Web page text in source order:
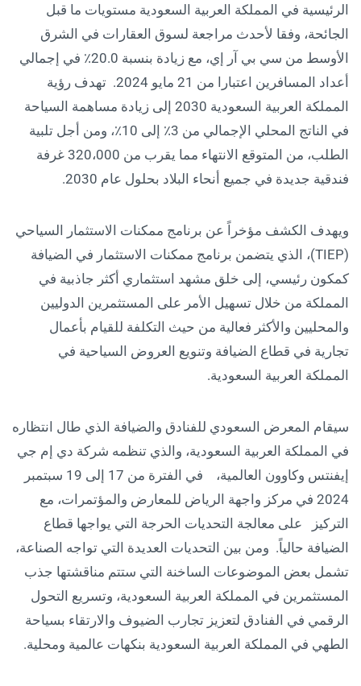
الرئيسية في المملكة العربية السعودية مستويات ما قبل
الجائحة، وفقا لأحدث مراجعة لسوق العقارات في الشرق
الأوسط من سي بي آر إي، مع زيادة بنسبة 20.0٪ في إجمالي
أعداد المسافرين اعتبارا من 21 مايو 2024. تهدف رؤية
المملكة العربية السعودية 2030 إلى زيادة مساهمة السياحة
في الناتج المحلي الإجمالي من 3٪ إلى 10٪، ومن أجل تلبية
الطلب، من المتوقع الانتهاء مما يقرب من 320،000 غرفة
فندقية جديدة في جميع أنحاء البلاد بحلول عام 2030.
ويهدف الكشف مؤخراً عن برنامج ممكنات الاستثمار السياحي
(TIEP)، الذي يتضمن برنامج ممكنات الاستثمار في الضيافة
كمكون رئيسي، إلى خلق مشهد استثماري أكثر جاذبية في
المملكة من خلال تسهيل الأمر على المستثمرين الدوليين
والمحليين والأكثر فعالية من حيث التكلفة للقيام بأعمال
تجارية في قطاع الضيافة وتنويع العروض السياحية في
المملكة العربية السعودية.
سيقام المعرض السعودي للفنادق والضيافة الذي طال انتظاره
في المملكة العربية السعودية، والذي تنظمه شركة دي إم جي
إيفنتس وكاوون العالمية، في الفترة من 17 إلى 19 سبتمبر
2024 في مركز واجهة الرياض للمعارض والمؤتمرات، مع
التركيز على معالجة التحديات الحرجة التي يواجها قطاع
الضيافة حالياً. ومن بين التحديات العديدة التي تواجه الصناعة،
تشمل بعض الموضوعات الساخنة التي ستتم مناقشتها جذب
المستثمرين في المملكة العربية السعودية، وتسريع التحول
الرقمي في الفنادق لتعزيز تجارب الضيوف والارتقاء بسياحة
الطهي في المملكة العربية السعودية بنكهات عالمية ومحلية.